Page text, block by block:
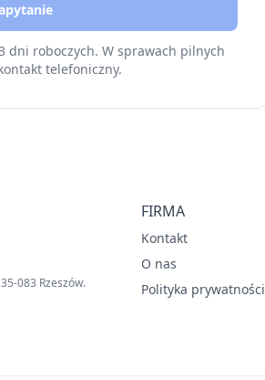
dni roboczych. W sprawach pilnych
telefoniczny.
083 Rzeszów.
FIRMA
Kontakt
O nas
Polityka prywatności